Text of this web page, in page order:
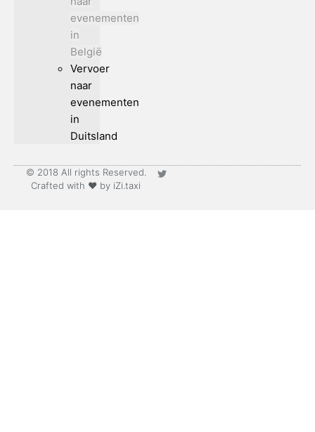
evenementen
in
België
Vervoer
naar
evenementen
in
Duitsland
© 2018 All rights Reserved.
Crafted with ♥ by iZi.taxi